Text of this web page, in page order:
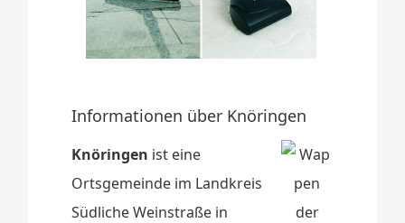
Informationen über Knöringen
Knöringen ist eine
Ortsgemeinde im Landkreis
Südliche Weinstraße in